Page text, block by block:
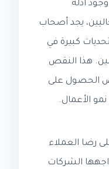
أدلة
يجد أصحاب
كبيرة في
هذا النقص
الحصول على
الأعمال.
رضا العملاء
الشركات